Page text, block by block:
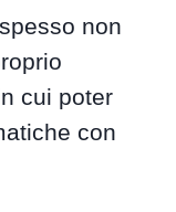
non
cui poter
con